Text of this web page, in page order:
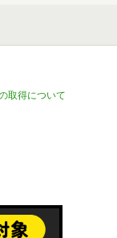
取得について